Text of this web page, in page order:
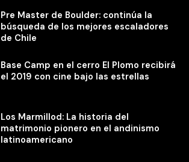
Pre Master de Boulder: continúa la
búsqueda de los mejores escaladores
de Chile
Base Camp en el cerro El Plomo recibirá
el 2019 con cine bajo las estrellas
Los Marmillod: La historia del
matrimonio pionero en el andinismo
latinoamericano